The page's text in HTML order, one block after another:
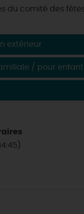
du comité des
extérieur
/ pour